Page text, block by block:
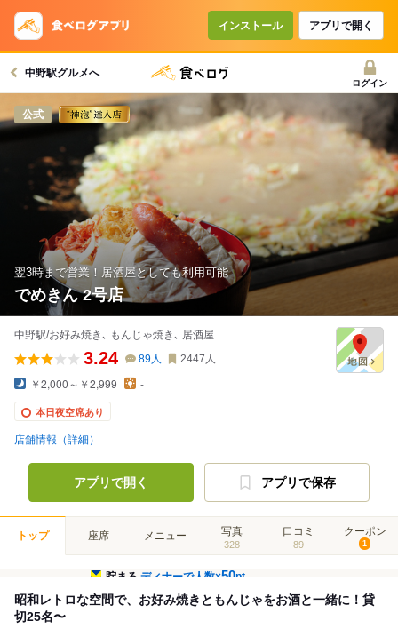
インストール アプリで開く
中野駅グルメへ
ログイン
公式
翌3時まで営業！居酒屋としても利用可能
でめきん 2号店
中野駅/お好み焼き､ もんじゃ焼き､ 居酒屋
3.24 89人 2447 人
￥2,000～￥2,999 -
本日夜空席あり
店舗情報（詳細）
アプリで開く アプリで保存
トップ 座席 メニュー 写真
328
口コミ
89
クーポン
1
貯まるディナーで人数×50pt
昭和レトロな空間で、お好み焼きともんじゃをお酒と一緒に！貸
切25名〜
コースで使えるクーポン
戻る
クーポンを利用せず予約する